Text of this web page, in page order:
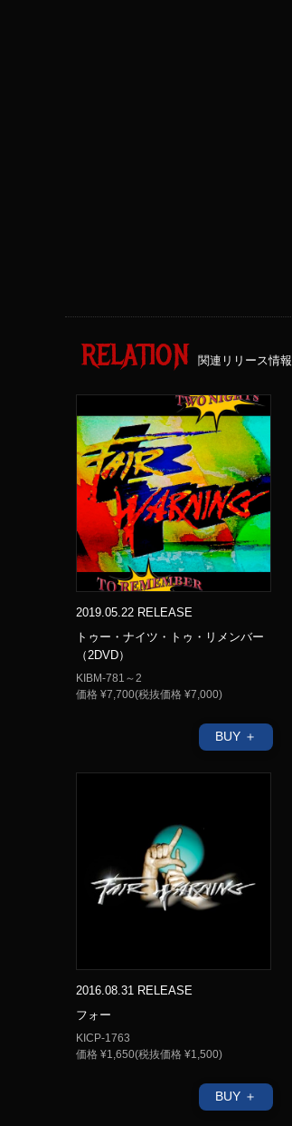
RELATION 関連リリース情報
2019.05.22 RELEASE
トゥー・ナイツ・トゥ・リメンバー
（2DVD）
KIBM-781～2
価格 ¥7,700(税抜価格 ¥7,000)
BUY ＋
2016.08.31 RELEASE
フォー
KICP-1763
価格 ¥1,650(税抜価格 ¥1,500)
BUY ＋